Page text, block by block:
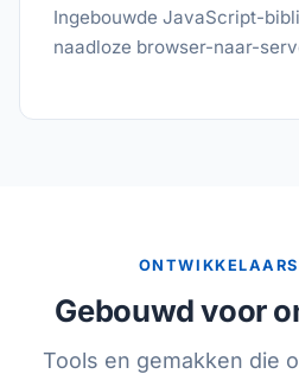
Ingebouwde JavaScript-
naadloze browser-naar-
Gebouwd voor
Tools en gemakken die